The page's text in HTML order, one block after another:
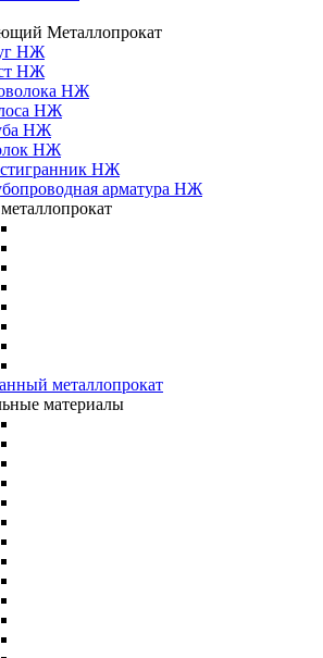
Металлопрокат
НЖ
НЖ
НЖ
НЖ
НЖ
НЖ
НЖ
арматура НЖ
металлопрокат
материалы